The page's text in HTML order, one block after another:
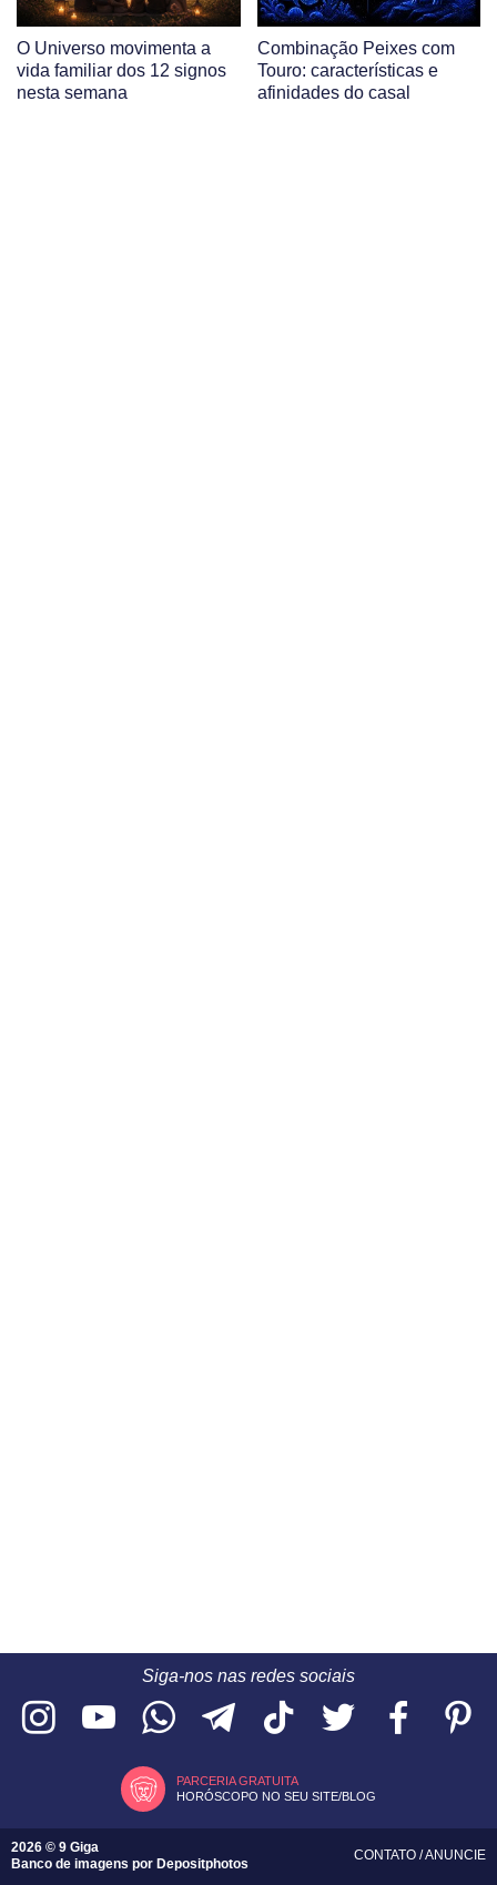
O Universo movimenta a
vida familiar dos 12 signos
nesta semana
Combinação Peixes com
Touro: características e
afinidades do casal
Siga-nos nas redes sociais
PARCERIA GRATUITA
HORÓSCOPO NO SEU SITE/BLOG
2026 © 9 Giga
Banco de imagens por Depositphotos
CONTATO /ANUNCIE